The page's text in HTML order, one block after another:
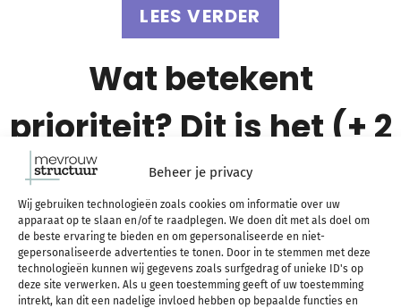
Beheer je privacy
Wij gebruiken technologieën zoals cookies om informatie over uw
apparaat op te slaan en/of te raadplegen. We doen dit met als doel om
de beste ervaring te bieden en om gepersonaliseerde en niet-
gepersonaliseerde advertenties te tonen. Door in te stemmen met deze
technologieën kunnen wij gegevens zoals surfgedrag of unieke ID's op
deze site verwerken. Als u geen toestemming geeft of uw toestemming
intrekt, kan dit een nadelige invloed hebben op bepaalde functies en
LEES VERDER
Wat betekent
prioriteit? Dit is het (+ 2
redenen waarom
prioriteiten belangrijk
zijn)